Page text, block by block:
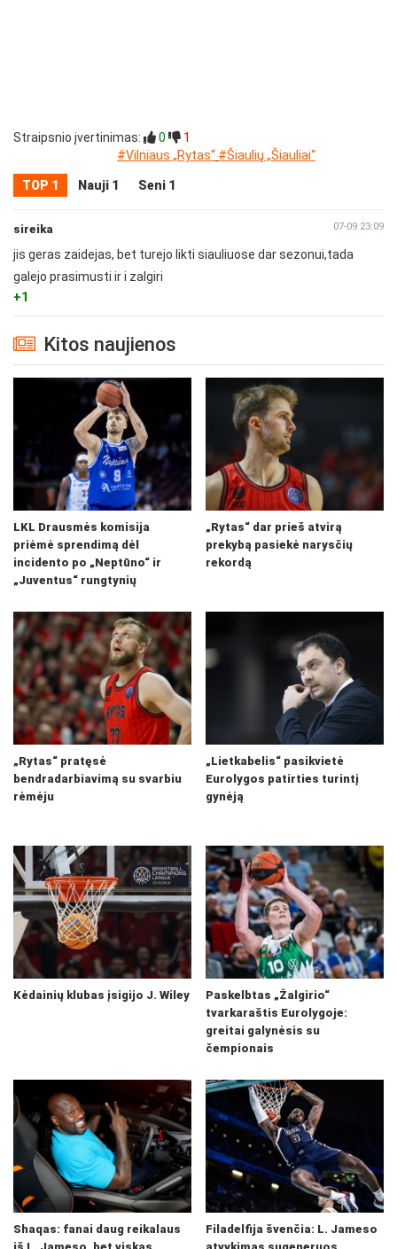
Straipsnio įvertinimas: 0
1
#Vilniaus „Rytas“ #Šiaulių „Šiauliai“
TOP 1 Nauji 1 Seni 1
sireika 07-09 23:09
jis geras zaidejas, bet turejo likti siauliuose dar sezonui,tada
galejo prasimusti ir i zalgiri
+1
Kitos naujienos
LKL Drausmės komisija
priėmė sprendimą dėl
incidento po „Neptūno“ ir
„Juventus“ rungtynių
„Rytas“ dar prieš atvirą
prekybą pasiekė narysčių
rekordą
„Rytas“ pratęsė
bendradarbiavimą su svarbiu
rėmėju
„Lietkabelis“ pasikvietė
Eurolygos patirties turintį
gynėją
Kėdainių klubas įsigijo J. Wiley
Paskelbtas „Žalgirio“
tvarkaraštis Eurolygoje:
greitai galynėsis su
čempionais
Shaqas: fanai daug reikalaus
Filadelfija švenčia: L. Jameso